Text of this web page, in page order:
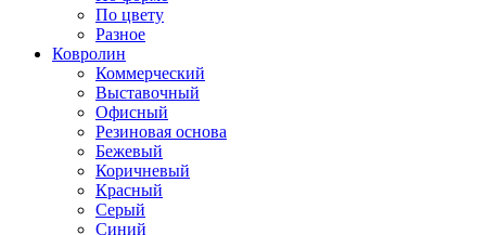
По цвету
Разное
Ковролин
Коммерческий
Выставочный
Офисный
Резиновая основа
Бежевый
Коричневый
Красный
Серый
Синий